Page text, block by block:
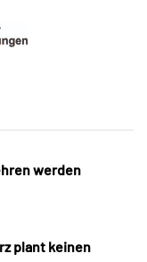
werden
plant keinen